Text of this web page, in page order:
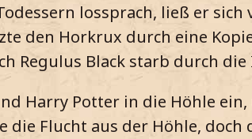
lossprach, ließ er
den Horkrux durch eine
Regulus Black starb durch
Harry Potter in die Höhle
Flucht aus der Höhle, doch